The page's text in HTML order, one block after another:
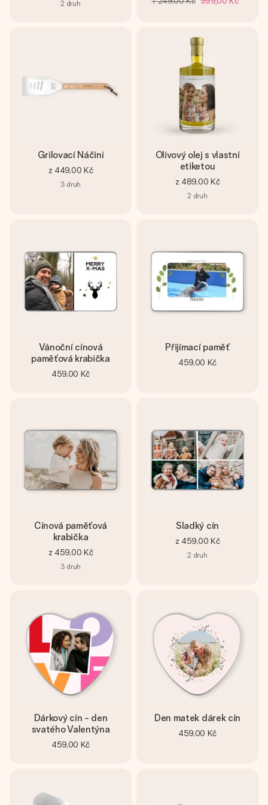
2 druh
Grilovací Náčiní
z 449,00 Kč
3 druh
Olivový olej s vlastní
etiketou
z 489,00 Kč
2 druh
Vánoční cínová
paměťová krabička
459,00 Kč
Přijímací paměť
459,00 Kč
Cínová paměťová
krabička
z 459,00 Kč
3 druh
Sladký cín
z 459,00 Kč
2 druh
Dárkový cín - den
svatého Valentýna
459,00 Kč
Den matek dárek cín
459,00 Kč